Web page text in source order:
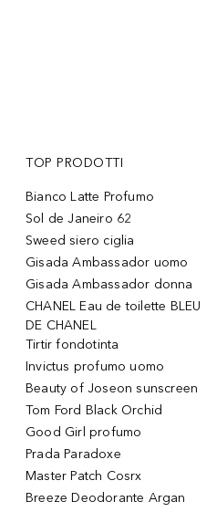
TOP PRODOTTI
Bianco Latte Profumo
Sol de Janeiro 62
Sweed siero ciglia
Gisada Ambassador uomo
Gisada Ambassador donna
CHANEL Eau de toilette BLEU
DE CHANEL
Tirtir fondotinta
Invictus profumo uomo
Beauty of Joseon sunscreen
Tom Ford Black Orchid
Good Girl profumo
Prada Paradoxe
Master Patch Cosrx
Breeze Deodorante Argan